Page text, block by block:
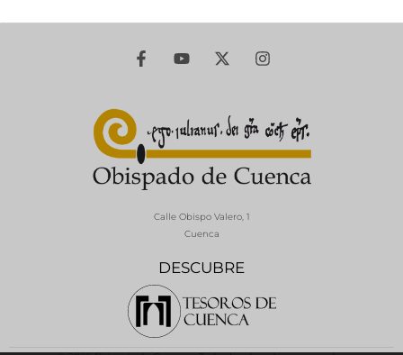
DESCUBRE
Calle Obispo Valero, 1
Cuenca